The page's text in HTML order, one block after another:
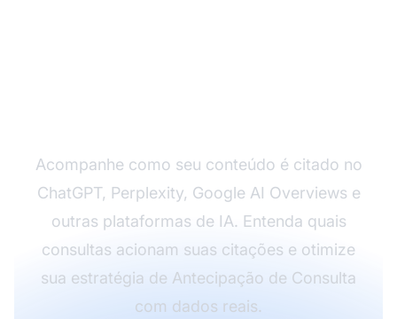
Acompanhe como seu conteúdo é citado no
ChatGPT, Perplexity, Google AI Overviews e
outras plataformas de IA. Entenda quais
consultas acionam suas citações e otimize
sua estratégia de Antecipação de Consulta
com dados reais.